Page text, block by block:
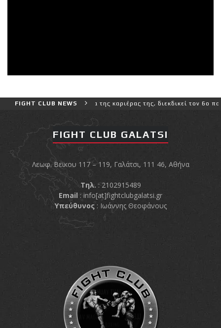
FIGHT CLUB NEWS
και πιο δύσκολο αγώνα της καριέρας της, διεκδικεί τον 6ο
FIGHT CLUB GALATSI
Λεωφ. Βεϊκου 117 – 119, Γαλάτσι, 111 46, Αθήνα
Τηλ. : 2102915489
Email :info[at]fightclubgalatsi.gr
Υπεύθυνος: Ιωάννης Θεοφάνους